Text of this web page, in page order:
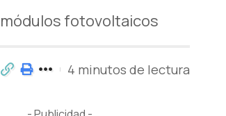
fotovoltaicos
4 minutos de lectura